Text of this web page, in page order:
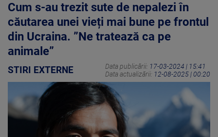
Cum s-au trezit sute de nepalezi în
căutarea unei vieți mai bune pe frontul
din Ucraina. ”Ne tratează ca pe
animale”
STIRI EXTERNE Data publicării: 17-03-2024 | 15:41
Data actualizării: 12-08-2025 | 00:20